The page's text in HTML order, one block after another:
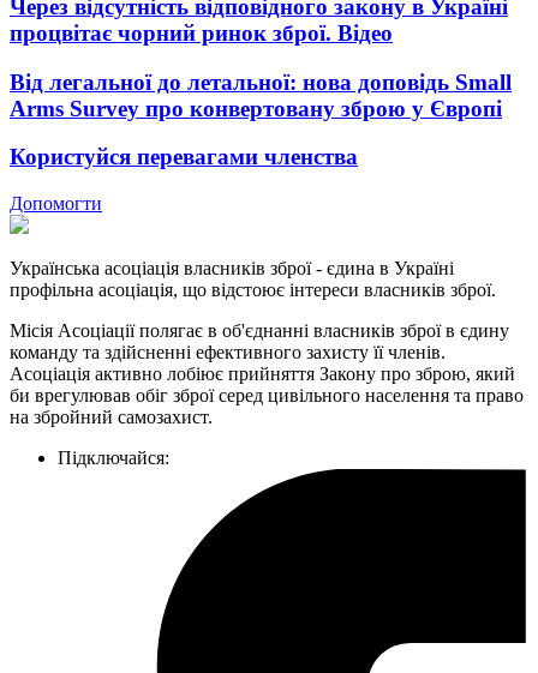
Через відсутність відповідного закону в Україні
процвітає чорний ринок зброї. Відео
Від легальної до летальної: нова доповідь Small
Arms Survey про конвертовану зброю у Європі
Користуйся перевагами членства
Допомогти
Українська асоціація власників зброї - єдина в Україні
профільна асоціація, що відстоює інтереси власників зброї.
Місія Асоціації полягає в об'єднанні власників зброї в єдину
команду та здійсненні ефективного захисту її членів.
Асоціація активно лобіює прийняття Закону про зброю, який
би врегулював обіг зброї серед цивільного населення та право
на збройний самозахист.
Підключайся: